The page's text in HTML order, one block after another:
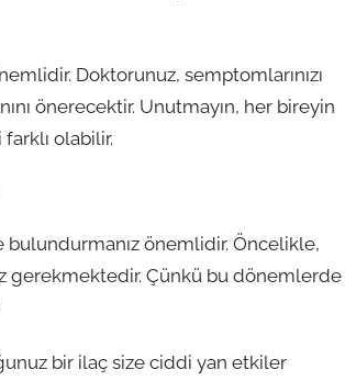
Doktorunuz, semptomlarınızı
önerecektir. Unutmayın, her bireyin
olabilir.
önemlidir. Öncelikle,
gerekmektedir. Çünkü bu dönemlerde
bir ilaç size ciddi yan etkiler